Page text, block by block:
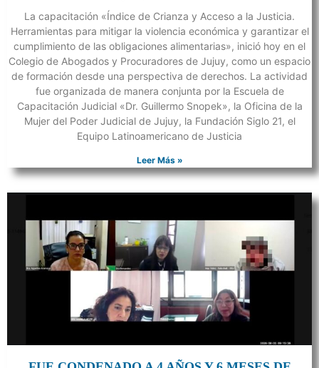
La capacitación «Índice de Crianza y Acceso a la Justicia.
Herramientas para mitigar la violencia económica y garantizar el
cumplimiento de las obligaciones alimentarias», inició hoy en el
Colegio de Abogados y Procuradores de Jujuy, como un espacio
de formación desde una perspectiva de derechos. La actividad
fue organizada de manera conjunta por la Escuela de
Capacitación Judicial «Dr. Guillermo Snopek», la Oficina de la
Mujer del Poder Judicial de Jujuy, la Fundación Siglo 21, el
Equipo Latinoamericano de Justicia
Leer Más »